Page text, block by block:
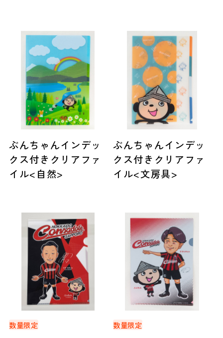
ぶんちゃんインデッ
クス付きクリアファ
イル<自然>
ぶんちゃんインデッ
クス付きクリアファ
イル<文房具>
数量限定 数量限定